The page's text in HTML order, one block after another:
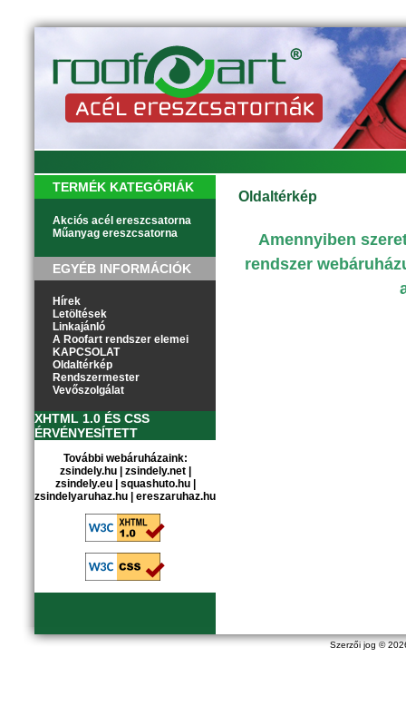
Szerzői jog ©
TERMÉK KATEGÓRIÁK
Akciós acél ereszcsatorna
Műanyag ereszcsatorna
EGYÉB INFORMÁCIÓK
Hírek
Letöltések
Linkajánló
A Roofart rendszer elemei
KAPCSOLAT
Oldaltérkép
Rendszermester
Vevőszolgálat
XHTML 1.0 ÉS CSS
ÉRVÉNYESÍTETT
További webáruházaink:
zsindely.hu| zsindely.net|
zsindely.eu| squashuto.hu|
zsindelyaruhaz.hu
ereszaruhaz.hu
Oldaltérkép
Amennyiben
rendszer